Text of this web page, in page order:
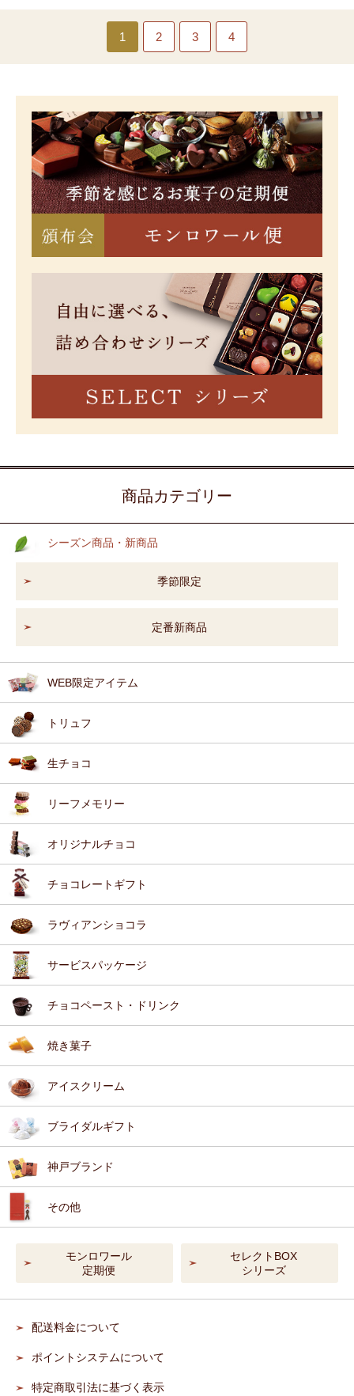
1 2 3 4
商品カテゴリー
シーズン商品・新商品
季節限定
定番新商品
WEB限定アイテム
トリュフ
生チョコ
リーフメモリー
オリジナルチョコ
チョコレートギフト
ラヴィアンショコラ
サービスパッケージ
チョコペースト・ドリンク
焼き菓子
アイスクリーム
ブライダルギフト
神戸ブランド
その他
モンロワール
定期便
セレクトBOX
シリーズ
配送料金について
ポイントシステムについて
特定商取引法に基づく表示